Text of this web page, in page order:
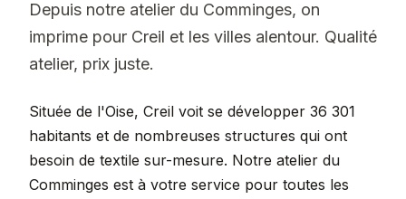
Depuis notre atelier du Comminges, on
imprime pour Creil et les villes alentour. Qualité
atelier, prix juste.
Située de l'Oise, Creil voit se développer 36 301
habitants et de nombreuses structures qui ont
besoin de textile sur-mesure. Notre atelier du
Comminges est à votre service pour toutes les